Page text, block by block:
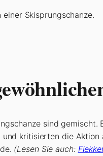
Skisprungschanze.
sind
kritisierten die
(Lesen Sie auch: